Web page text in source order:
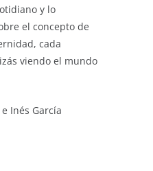
y lo
el concepto de
cada
viendo el mundo
Inés García